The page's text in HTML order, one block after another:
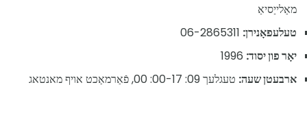
מאַלייַסיאַ
טעלעפאָנירן:
יאָר פון יסוד:
ארבעטן שעה: טעגלעך 09: 00-17: 00, פֿאַרמאַכט אויף מאנטאג